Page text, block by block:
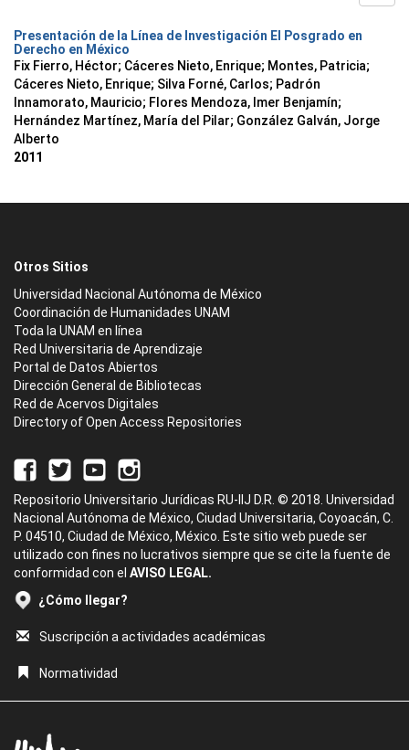
Presentación de la Línea de Investigación El Posgrado en
Derecho en México
Fix Fierro, Héctor; Cáceres Nieto, Enrique; Montes, Patricia;
Cáceres Nieto, Enrique; Silva Forné, Carlos; Padrón
Innamorato, Mauricio; Flores Mendoza, Imer Benjamín;
Hernández Martínez, María del Pilar; González Galván, Jorge
Alberto
2011
Otros Sitios
Universidad Nacional Autónoma de México
Coordinación de Humanidades UNAM
Toda la UNAM en línea
Red Universitaria de Aprendizaje
Portal de Datos Abiertos
Dirección General de Bibliotecas
Red de Acervos Digitales
Directory of Open Access Repositories
Repositorio Universitario Jurídicas RU-IIJ D.R. © 2018. Universidad
Nacional Autónoma de México, Ciudad Universitaria, Coyoacán, C.
P. 04510, Ciudad de México, México. Este sitio web puede ser
utilizado con fines no lucrativos siempre que se cite la fuente de
conformidad con el AVISO LEGAL.
¿Cómo llegar?
Suscripción a actividades académicas
Normatividad